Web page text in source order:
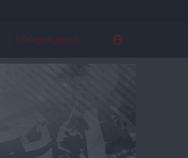
Elfelejtett jelszó